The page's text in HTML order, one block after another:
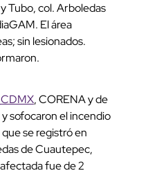
Tubo, col. Arboledas
El área
sin lesionados.
, CORENA y de
sofocaron el incendio
se registró en
de Cuautepec,
afectada fue de 2